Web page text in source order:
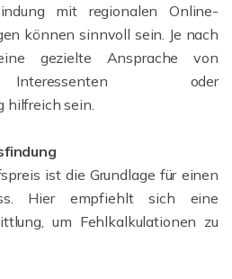
mit regionalen Online-
können sinnvoll sein. Je nach
gezielte Ansprache von
oder
hilfreich sein.
ist die Grundlage für einen
Hier empfiehlt sich eine
um Fehlkalkulationen zu